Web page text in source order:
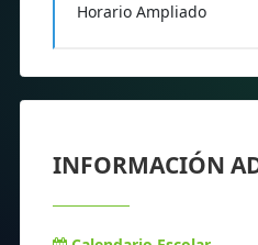
Horario Ampliado
INFORMACIÓN